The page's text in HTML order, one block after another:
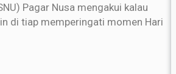
Pagar Nusa mengakui kalau
di tiap memperingati momen Hari